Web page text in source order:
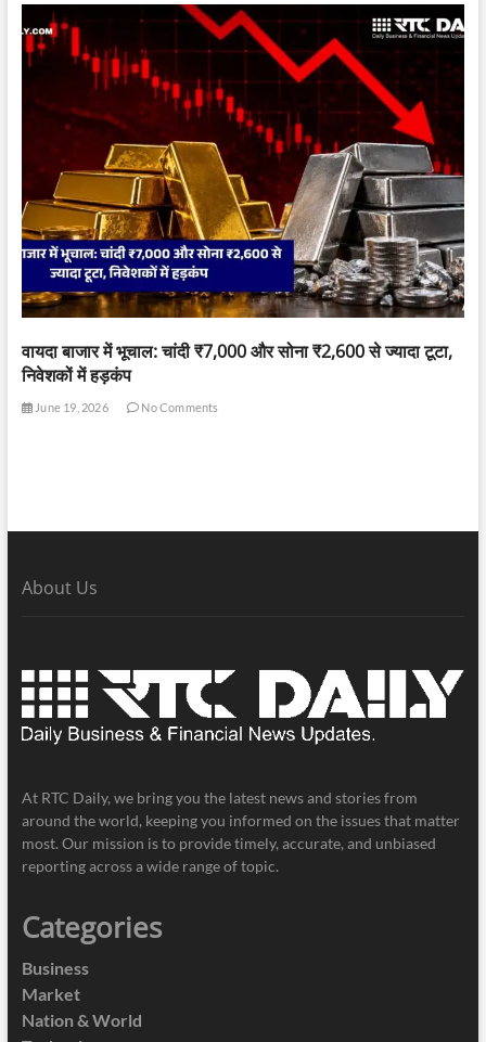
वायदा बाजार में भूचाल: चांदी ₹7,000 और सोना ₹2,600 से ज्यादा टूटा,
निवेशकों में हड़कंप
June 19, 2026 No Comments
About Us
At RTC Daily, we bring you the latest news and stories from
around the world, keeping you informed on the issues that matter
most. Our mission is to provide timely, accurate, and unbiased
reporting across a wide range of topic.
Categories
Business
Market
Nation & World